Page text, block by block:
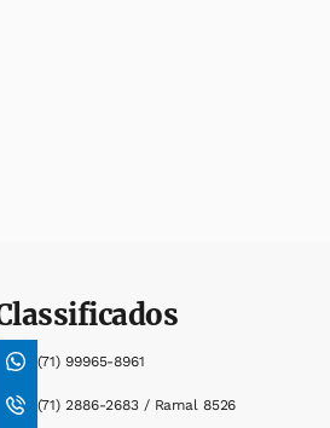
(71) 99965-8961
(71) 2886-2683 / Ramal 8526